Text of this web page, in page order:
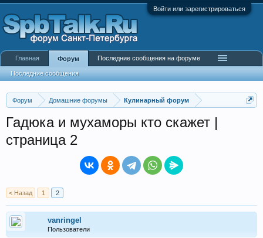
Войти или зарегистрироваться
Форум Домашние форумы Кулинарный форум
Гадюка и мухаморы кто скажет |
страница 2
< Назад 1 2
vanringel
Пользователи
Главная Форум
Последние сообщения
Последние сообщения на форуме